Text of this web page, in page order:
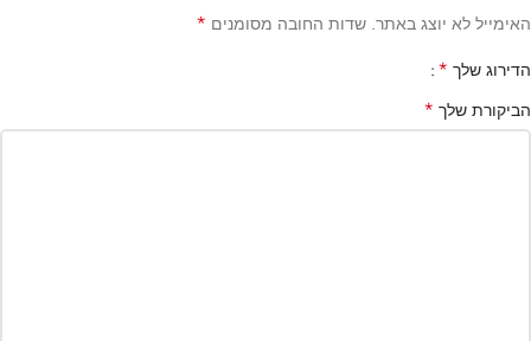
האימייל לא יוצג באתר. שדות החובה מסומנים *
הדירוג שלך *
הביקורת שלך *